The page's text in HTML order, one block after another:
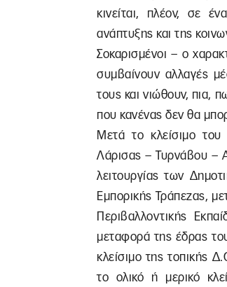
κινείται, πλέον, σε
ανάπτυξης και της
Σοκαρισμένοι – ο
συμβαίνουν αλλαγές
τους και νιώθουν, πια,
που κανένας δεν θα
Μετά το κλείσιμο του
Λάρισας – Τυρνάβου –
λειτουργίας των
Εμπορικής Τράπεζας,
Περιβαλλοντικής
μεταφορά της έδρας
κλείσιμο της τοπικής
το ολικό ή μερικό